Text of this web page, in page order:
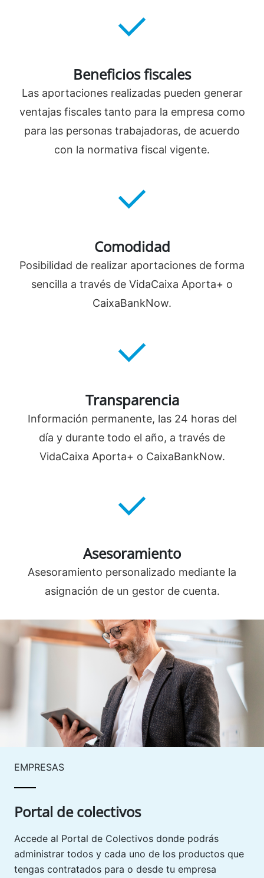
Beneficios fiscales
Las aportaciones realizadas pueden generar
ventajas fiscales tanto para la empresa como
para las personas trabajadoras, de acuerdo
con la normativa fiscal vigente.
Comodidad
Posibilidad de realizar aportaciones de forma
sencilla a través de VidaCaixa Aporta+ o
CaixaBankNow.
Transparencia
Información permanente, las 24 horas del
día y durante todo el año, a través de
VidaCaixa Aporta+ o CaixaBankNow.
Asesoramiento
Asesoramiento personalizado mediante la
asignación de un gestor de cuenta.
EMPRESAS
Portal de colectivos
Accede al Portal de Colectivos donde podrás
administrar todos y cada uno de los productos que
tengas contratados para o desde tu empresa